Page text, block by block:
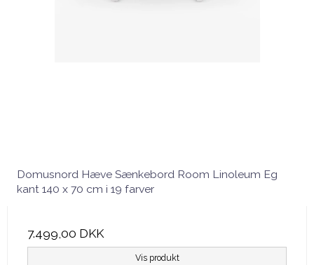
Domusnord Hæve Sænkebord Room Linoleum Eg
kant 140 x 70 cm i 19 farver
7.499,00 DKK
Vis produkt